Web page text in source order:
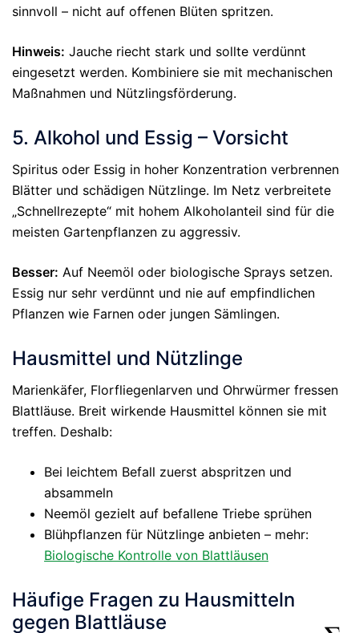
sinnvoll – nicht auf offenen Blüten spritzen.
Hinweis: Jauche riecht stark und sollte verdünnt
eingesetzt werden. Kombiniere sie mit mechanischen
Maßnahmen und Nützlingsförderung.
5. Alkohol und Essig – Vorsicht
Spiritus oder Essig in hoher Konzentration verbrennen
Blätter und schädigen Nützlinge. Im Netz verbreitete
„Schnellrezepte“ mit hohem Alkoholanteil sind für die
meisten Gartenpflanzen zu aggressiv.
Besser: Auf Neemöl oder biologische Sprays setzen.
Essig nur sehr verdünnt und nie auf empfindlichen
Pflanzen wie Farnen oder jungen Sämlingen.
Hausmittel und Nützlinge
Marienkäfer, Florfliegenlarven und Ohrwürmer fressen
Blattläuse. Breit wirkende Hausmittel können sie mit
treffen. Deshalb:
Bei leichtem Befall zuerst abspritzen und
absammeln
Neemöl gezielt auf befallene Triebe sprühen
Blühpflanzen für Nützlinge anbieten – mehr:
Biologische Kontrolle von Blattläusen
Häufige Fragen zu Hausmitteln
gegen Blattläuse